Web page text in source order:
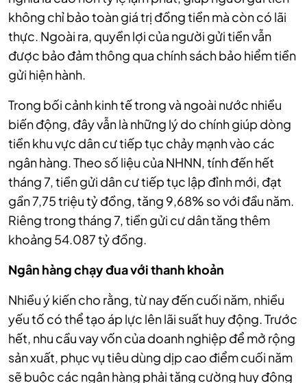
không chỉ bảo toàn giá trị đồng tiền mà còn có lãi
thực. Ngoài ra, quyền lợi của người gửi tiền vẫn
được bảo đảm thông qua chính sách bảo hiểm tiền
gửi hiện hành.
Trong bối cảnh kinh tế trong và ngoài nước nhiều
biến động, đây vẫn là những lý do chính giúp dòng
tiền khu vực dân cư tiếp tục chảy mạnh vào các
ngân hàng. Theo số liệu của NHNN, tính đến hết
tháng 7, tiền gửi dân cư tiếp tục lập đỉnh mới, đạt
gần 7,75 triệu tỷ đồng, tăng 9,68% so với đầu năm.
Riêng trong tháng 7, tiền gửi cư dân tăng thêm
khoảng 54.087 tỷ đồng.
Ngân hàng chạy đua với thanh khoản
Nhiều ý kiến cho rằng, từ nay đến cuối năm, nhiều
yếu tố có thể tạo áp lực lên lãi suất huy động. Trước
hết, nhu cầu vay vốn của doanh nghiệp để mở rộng
sản xuất, phục vụ tiêu dùng dịp cao điểm cuối năm
sẽ buộc các ngân hàng phải tăng cường huy động